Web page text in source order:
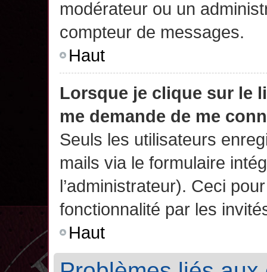
modérateur ou un
compteur de messages.
Haut
Lorsque je clique sur le
me demande de me
Seuls les utilisateurs
mails via le formulaire
l’administrateur). Ceci
fonctionnalité par les
Haut